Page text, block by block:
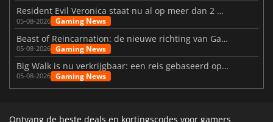
Resident Evil Veronica staat nu al op meer dan 2 miljoen verlanglijstjes
05-08-2026 Gaming News
Beast of Reincarnation: de nieuwe richting van Game Freak
05-08-2026 Gaming News
Big Walk is nu verkrijgbaar: een reis gebaseerd op vriendschap
05-08-2026 Gaming News
Ontvang de beste deals en kortingscodes voor gamers